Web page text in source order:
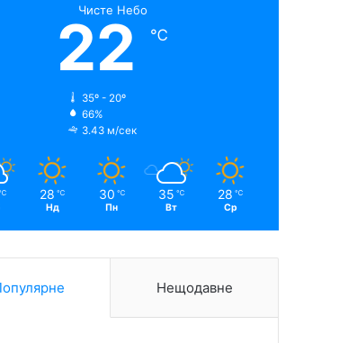
Чисте Небо
22 ℃
35º - 20º
66%
3.43 м/сек
28 ℃
Нд
30 ℃
Пн
35 ℃
Вт
28 ℃
Ср
Нещодавне